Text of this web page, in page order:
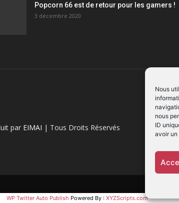
Nous
nous
ID
avoir
Popcorn 66 est de retour pour les gamers !
3 décembre 2020
par EIMAI | Tous Droits Réservés
WP Twitter Auto Publish Powered By : XYZScripts.com